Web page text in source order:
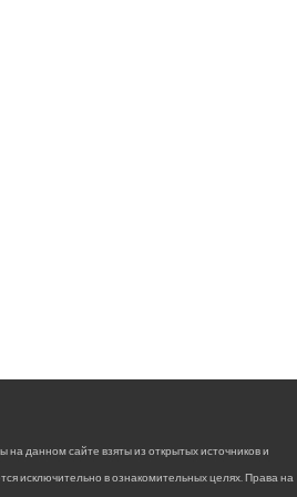
на данном сайте взяты из открытых источников и
исключительно в ознакомительных целях. Права на